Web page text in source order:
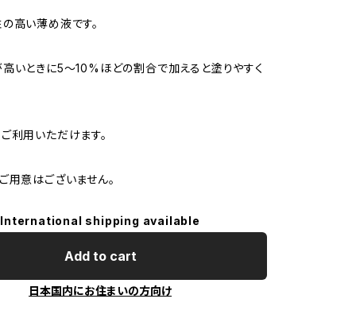
高い薄め液です。
いときに5〜10%ほどの割合で加えると塗りやすく
利用いただけます。
用意はございません。
International shipping available
Add to cart
日本国内にお住まいの方向け